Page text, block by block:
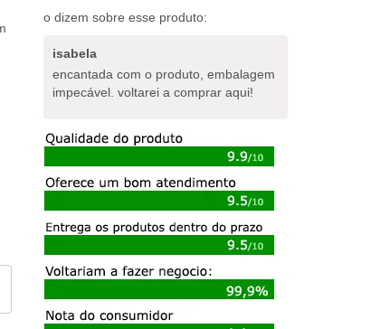
isabela
impecável. voltarei a comprar aqui!